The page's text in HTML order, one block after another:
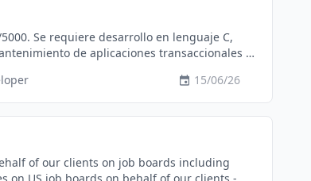
Se requiere desarrollo en lenguaje C,
de aplicaciones transaccionales en
15/06/26
of our clients on job boards including